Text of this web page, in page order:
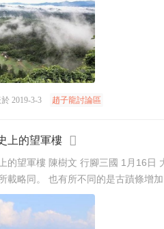
2019-3-3 趙子龍討論區
上的望軍樓
在縣東三里山中。舊傳蜀漢順平侯趙子龍鎮守是地演兵之所。” 與大邑